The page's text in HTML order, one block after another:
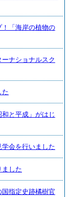
「海岸の植物の
ナショナルスク
た
と平成」がはじ
会を行いました
した
指定史跡橘樹官